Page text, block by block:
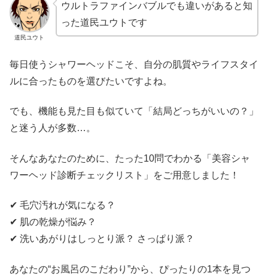
道民ユウト
ウルトラファインバブルでも違いがあると知
った道民ユウトです
毎日使うシャワーヘッドこそ、自分の肌質やライフスタイ
ルに合ったものを選びたいですよね。
でも、機能も見た目も似ていて「結局どっちがいいの？」
と迷う人が多数…。
そんなあなたのために、たった10問でわかる「美容シャ
ワーヘッド診断チェックリスト」をご用意しました！
✔ 毛穴汚れが気になる？
✔ 肌の乾燥が悩み？
✔ 洗いあがりはしっとり派？ さっぱり派？
あなたの“お風呂のこだわり”から、ぴったりの1本を見つ